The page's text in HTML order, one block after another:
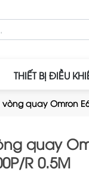
THIẾT BỊ ĐIỀU
quay Omron
quay
R 0.5M